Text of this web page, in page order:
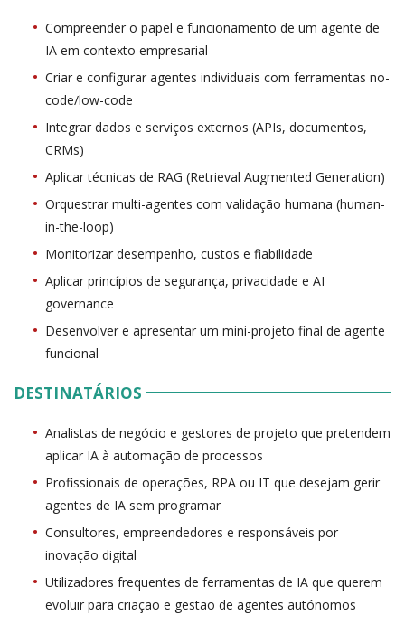
Compreender o papel e funcionamento de um agente de
IA em contexto empresarial
Criar e configurar agentes individuais com ferramentas no-
code/low-code
Integrar dados e serviços externos (APIs, documentos,
CRMs)
Aplicar técnicas de RAG (Retrieval Augmented Generation)
Orquestrar multi-agentes com validação humana (human-
in-the-loop)
Monitorizar desempenho, custos e fiabilidade
Aplicar princípios de segurança, privacidade e AI
governance
Desenvolver e apresentar um mini-projeto final de agente
funcional
DESTINATÁRIOS
Analistas de negócio e gestores de projeto que pretendem
aplicar IA à automação de processos
Profissionais de operações, RPA ou IT que desejam gerir
agentes de IA sem programar
Consultores, empreendedores e responsáveis por
inovação digital
Utilizadores frequentes de ferramentas de IA que querem
evoluir para criação e gestão de agentes autónomos